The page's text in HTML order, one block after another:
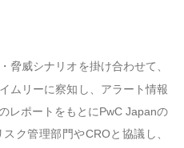
脅威シナリオを掛け合わせて、
ムリーに察知し、アラート情報
レポートをもとにPwC Japanの
ク管理部門やCROと協議し、